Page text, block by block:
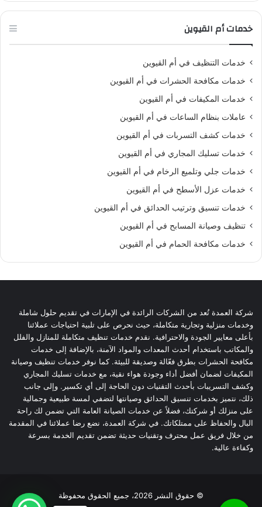
خدمات أم القيوين
خدمات التنظيف في أم القيوين
خدمات مكافحة الحشرات في أم القيوين
خدمات المكيفات في أم القيوين
عاملات بنظام الساعات في أم القيوين
خدمات كشف التسربات في أم القيوين
خدمات تسليك المجاري في أم القيوين
خدمات جلي وتلميع الرخام في أم القيوين
خدمات عزل الأسطح في أم القيوين
خدمات تنسيق وترتيب الحدائق في أم القيوين
تنظيف وصيانة المسابح في أم القيوين
خدمات مكافحة الحمام في أم القيوين
شركة العمدة تُعد من الشركات الرائدة في الإمارات في تقديم حلول شاملة
وخدمات منزلية وتجارية متكاملة، حيث نحرص على تلبية احتياجات عملائنا
بأعلى معايير الجودة والاحترافية. نقدم خدمات تنظيف متكاملة للمنازل والفلل
والمكاتب باستخدام أحدث المعدات والمواد الآمنة، بالإضافة إلى خدمات
مكافحة الحشرات بطرق فعّالة وصديقة للبيئة. كما نوفر خدمات تنظيف وصيانة
المكيفات لضمان أفضل أداء وجودة هواء نقية، مع خدمات تسليك المجاري
وكشف التسريبات بأحدث التقنيات دون الحاجة إلى أي تكسير. وإلى جانب
ذلك، نتميز بخدمات تنسيق الحدائق وصيانتها لتضفي لمسة طبيعية وجمالية
على منزلك أو شركتك، فضلاً عن خدمات الصيانة العامة التي تضمن لك راحة
البال والحفاظ على ممتلكاتك. في شركة العمدة، نضع رضا عملائنا في المقدمة
من خلال فريق عمل محترف وتقنيات حديثة تضمن تقديم الخدمة بسرعة
وكفاءة عالية.
© حقوق النشر 2026، جميع الحقوق محفوظة